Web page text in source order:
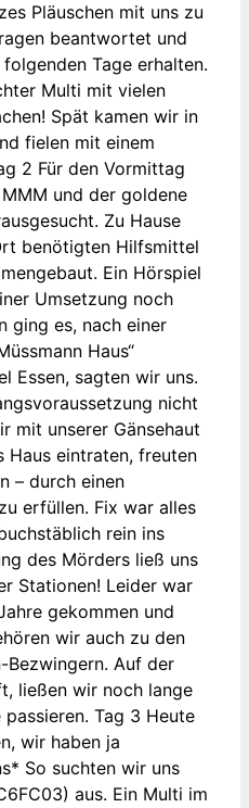
Pläuschen mit uns zu
beantwortet und
Tage erhalten.
Multi mit vielen
Spät kamen wir in
fielen mit einem
2 Für den Vormittag
und der goldene
Zu Hause
benötigten Hilfsmittel
Ein Hörspiel
Umsetzung noch
ging es, nach einer
Haus“
Essen, sagten wir uns.
nicht
mit unserer Gänsehaut
Haus eintraten, freuten
– durch einen
erfüllen. Fix war alles
rein ins
des Mörders ließ uns
Stationen! Leider war
gekommen und
wir auch zu den
Bezwingern. Auf der
ließen wir noch lange
passieren. Tag 3 Heute
wir haben ja
So suchten wir uns
aus. Ein Multi im